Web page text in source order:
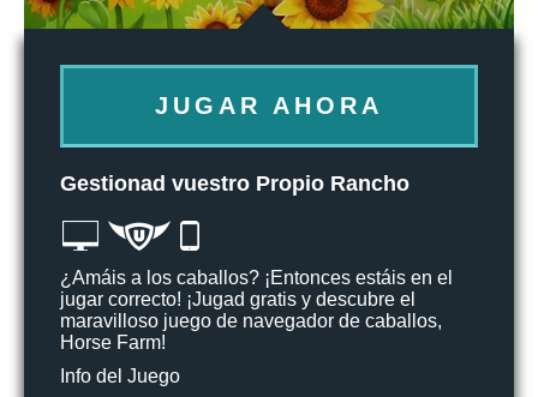
JUGAR AHORA
Gestionad vuestro Propio Rancho
¿Amáis a los caballos? ¡Entonces estáis en el
jugar correcto! ¡Jugad gratis y descubre el
maravilloso juego de navegador de caballos,
Horse Farm!
Info del Juego